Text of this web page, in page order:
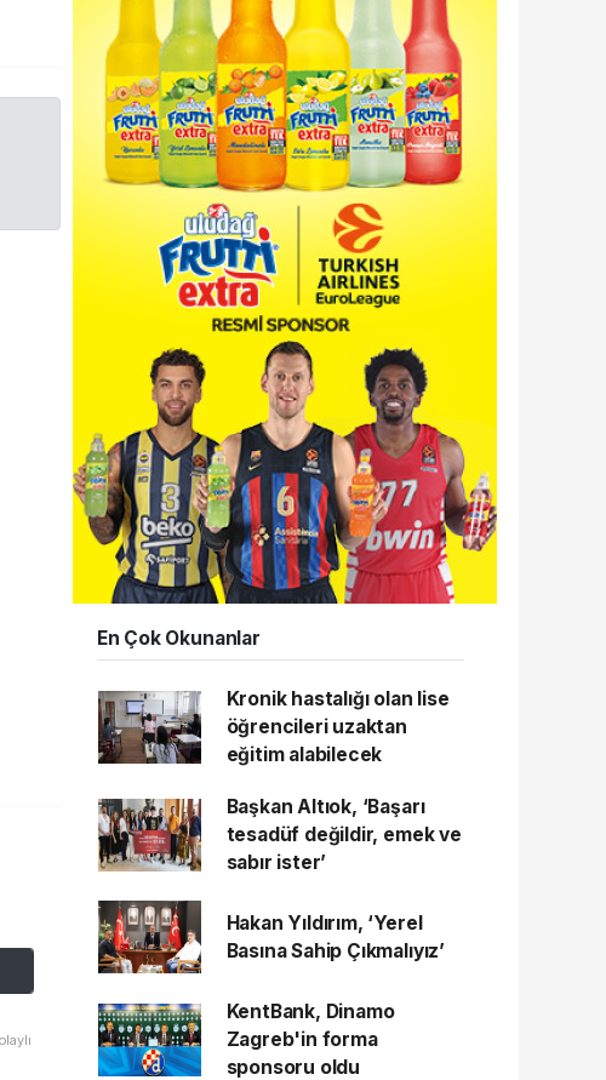
En Çok Okunanlar
Kronik hastalığı olan lise
öğrencileri uzaktan
eğitim alabilecek
Başkan Altıok, ‘Başarı
tesadüf değildir, emek ve
sabır ister’
Hakan Yıldırım, ‘Yerel
Basına Sahip Çıkmalıyız’
KentBank, Dinamo
Zagreb'in forma
sponsoru oldu